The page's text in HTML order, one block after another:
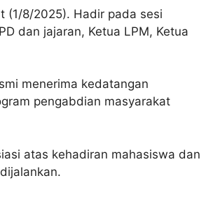
(1/8/2025). Hadir pada sesi
dan jajaran, Ketua LPM, Ketua
menerima kedatangan
pengabdian masyarakat
atas kehadiran mahasiswa dan